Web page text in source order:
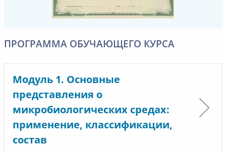
ПРОГРАММА ОБУЧАЮЩЕГО КУРСА
Модуль 1. Основные
представления о
микробиологических средах:
применение, классификации,
состав